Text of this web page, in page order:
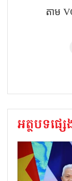
តាម
អត្ថបទផ្ស